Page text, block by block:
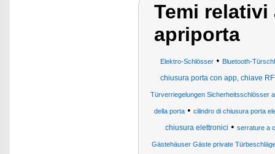
Temi relativi
apriporta
Elektro-Schlösser• Bluetooth-
chiusura porta con app, chiave
Türverriegelungen Sicherheitsschlösser
della porta • cilindro di chiusura porta
chiusura elettronici • serrature a
Gästehäuser Gäste private